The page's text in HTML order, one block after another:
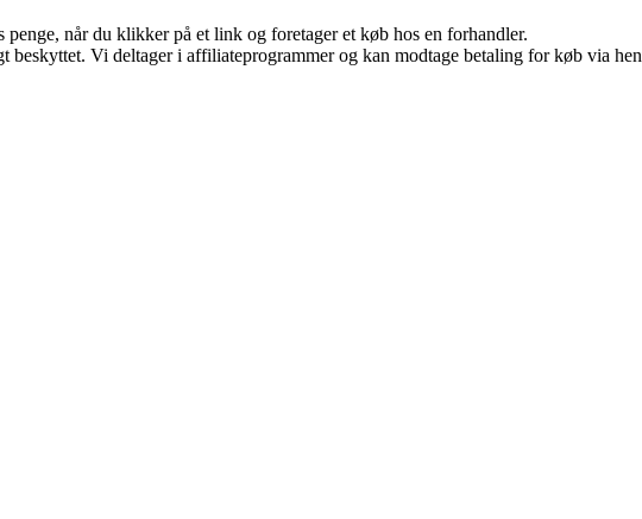
når du klikker på et link og foretager et køb hos en forhandler.
beskyttet. Vi deltager i affiliateprogrammer og kan modtage betaling for køb via